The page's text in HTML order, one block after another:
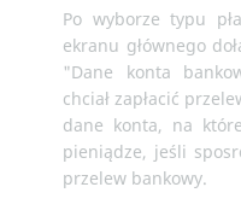
Po wyborze typu
ekranu głównego
"Dane konta
chciał zapłacić
dane konta, na
pieniądze, jeśli
przelew bankowy.